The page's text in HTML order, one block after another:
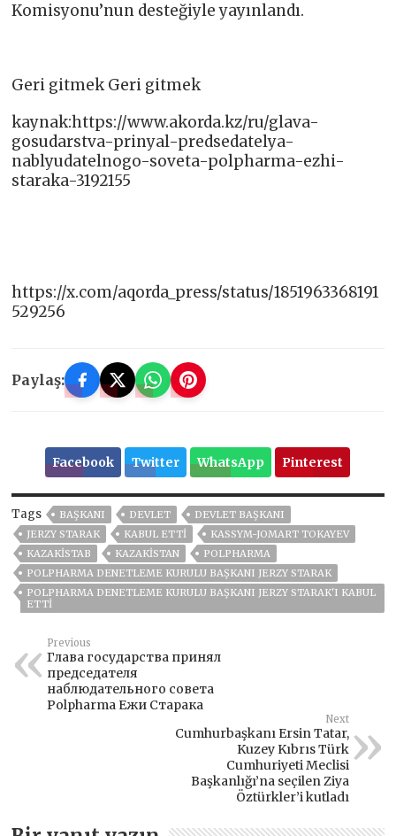
Komisyonu’nun desteğiyle yayınlandı.
Geri gitmek Geri gitmek
kaynak:https://www.akorda.kz/ru/glava-
gosudarstva-prinyal-predsedatelya-
nablyudatelnogo-soveta-polpharma-ezhi-
staraka-3192155
https://x.com/aqorda_press/status/1851963368191
529256
Paylaş:
Facebook Twitter WhatsApp Pinterest
Tags BAŞKANI DEVLET
DEVLET BAŞKANI
JERZY STARAK
KABUL ETTI
KASSYM-JOMART TOKAYEV
KAZAKISTAB
KAZAKİSTAN
POLPHARMA
POLPHARMA DENETLEME KURULU BAŞKANI JERZY STARAK
POLPHARMA DENETLEME KURULU BAŞKANI JERZY STARAK'I KABUL
ETTI
Previous
Глава государства принял
председателя
наблюдательного совета
Polpharma Ежи Старака
Next
Cumhurbaşkanı Ersin Tatar,
Kuzey Kıbrıs Türk
Cumhuriyeti Meclisi
Başkanlığı’na seçilen Ziya
Öztürkler’i kutladı